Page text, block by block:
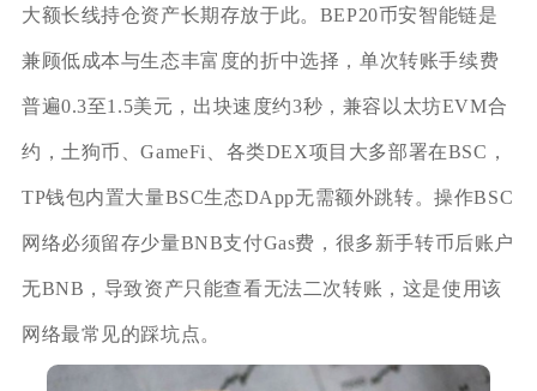
大额长线持仓资产长期存放于此。BEP20币安智能链是
兼顾低成本与生态丰富度的折中选择，单次转账手续费
普遍0.3至1.5美元，出块速度约3秒，兼容以太坊EVM合
约，土狗币、GameFi、各类DEX项目大多部署在BSC，
TP钱包内置大量BSC生态DApp无需额外跳转。操作BSC
网络必须留存少量BNB支付Gas费，很多新手转币后账户
无BNB，导致资产只能查看无法二次转账，这是使用该
网络最常见的踩坑点。